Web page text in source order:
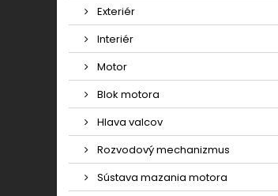
Exteriér
Interiér
Motor
Blok motora
Hlava valcov
Rozvodový mechanizmus
Sústava mazania motora